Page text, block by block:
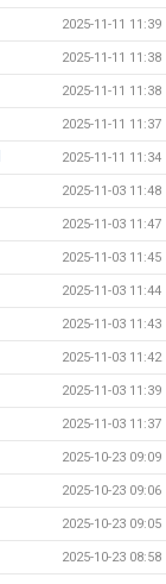
2025-11-11 11:39
2025-11-11 11:38
2025-11-11 11:38
2025-11-11 11:37
2025-11-11 11:34
2025-11-03 11:48
2025-11-03 11:47
2025-11-03 11:45
2025-11-03 11:44
2025-11-03 11:43
2025-11-03 11:42
2025-11-03 11:39
2025-11-03 11:37
2025-10-23 09:09
2025-10-23 09:06
2025-10-23 09:05
2025-10-23 08:58